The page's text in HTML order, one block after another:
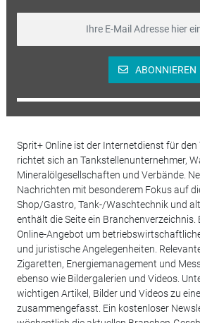
ABONNIEREN
Sprit+ Online ist der Internetdienst für
richtet sich an Tankstellenunternehmer,
Mineralölgesellschaften und Verbände.
Nachrichten mit besonderem Fokus auf
Shop/Gastro, Tank-/Waschtechnik und
enthält die Seite ein
Online-Angebot um
und juristische Angelegenheiten.
Zigaretten, Energiemanagement und
ebenso wie Bildergalerien und Videos.
wichtigen Artikel, Bilder und Videos zu
zusammengefasst. Ein kostenloser